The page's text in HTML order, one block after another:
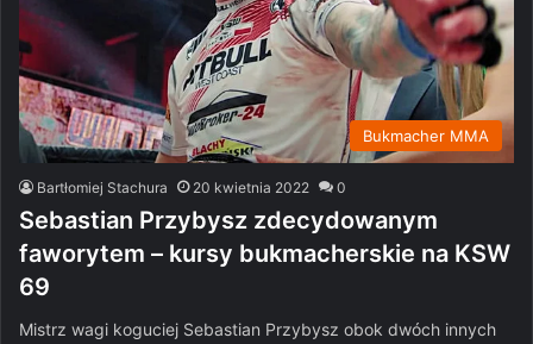
Bukmacher MMA
Bartłomiej Stachura 20 kwietnia 2022 0
Sebastian Przybysz zdecydowanym
faworytem – kursy bukmacherskie na KSW
69
Mistrz wagi koguciej Sebastian Przybysz obok dwóch innych